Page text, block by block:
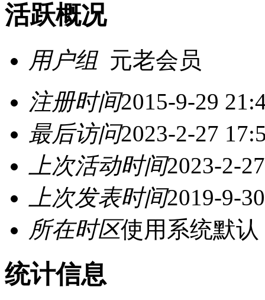
活跃概况
用户组 元老会员
注册时间2015-9-29
最后访问2023-2-27
上次活动时间2023-2-
上次发表时间2019-9-
所在时区使用系统默认
统计信息